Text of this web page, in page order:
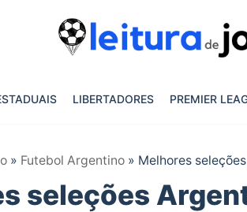
LIBERTADORES PREMIER
» Futebol Argentino» Melhores
seleções